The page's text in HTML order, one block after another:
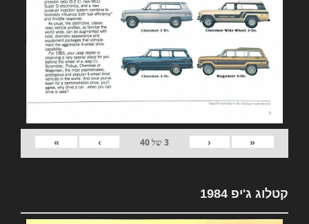
«
‹
3של40
›
»
קטלוג ג'יפ 1984